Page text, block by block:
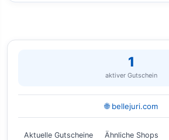
1
aktiver Gutschein
🌐 bellejuri.com
Aktuelle Gutscheine Ähnliche Shops